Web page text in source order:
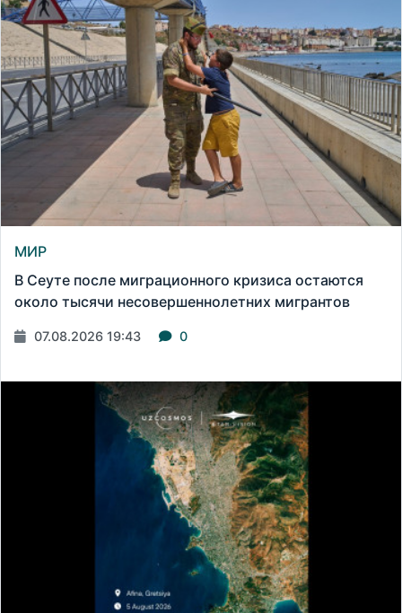
МИР
В Сеуте после миграционного кризиса остаются
около тысячи несовершеннолетних мигрантов
07.08.2026 19:43 0